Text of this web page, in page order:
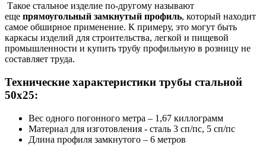
Такое стальное изделие по-другому называют
еще прямоугольный замкнутый профиль, который находит
самое обширное применение. К примеру, это могут быть
каркасы изделий для строительства, легкой и пищевой
промышленности и купить трубу профильную в розницу не
составляет труда.
Технические характеристики трубы стальной
50х25:
Вес одного погонного метра – 1,67 киллограмм
Материал для изготовления - сталь 3 сп/пс, 5 сп/пс
Длина профиля замкнутого – 6 метров